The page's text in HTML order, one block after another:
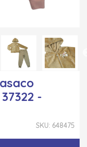
-
SKU: 648475